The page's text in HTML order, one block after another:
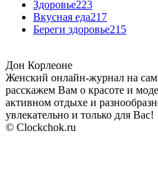
Здоровье223
Вкусная еда217
Береги здоровье215
Дон Корлеоне
Женский онлайн-журнал на
расскажем Вам о красоте и
активном отдыхе и
увлекательно и только для Вас!
© Clockchok.ru